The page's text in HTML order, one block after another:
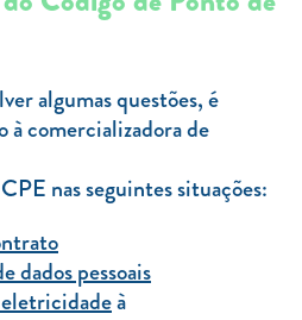
algumas questões, é
à comercializadora de
nas seguintes situações:
dados pessoais
à